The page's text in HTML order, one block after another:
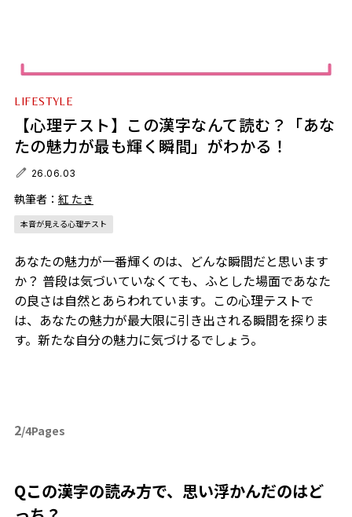
LIFESTYLE
【心理テスト】この漢字なんて読む？「あな
たの魅力が最も輝く瞬間」がわかる！
26.06.03
執筆者： 紅 たき
本音が見える心理テスト
あなたの魅力が一番輝くのは、どんな瞬間だと思います
か？ 普段は気づいていなくても、ふとした場面であなた
の良さは自然とあらわれています。この心理テストで
は、あなたの魅力が最大限に引き出される瞬間を探りま
す。新たな自分の魅力に気づけるでしょう。
2/4Pages
Qこの漢字の読み方で、思い浮かんだのはど